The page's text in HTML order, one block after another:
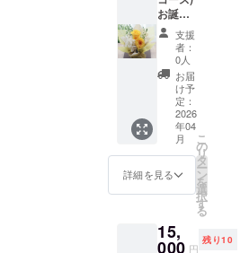
──
滴垂ら
し、芳
香浴を
楽し
む。 ・
無水エ
タノー
ル等に
混ぜ
て、香
水や芳
レーの
ように
画像は
──​
─────
── ※こ
ちらを
編集し
て、備
考欄に
コピペ
して下
さい。
■ご希望
の香り■
・有り
①（ お
や用途
をご記
記入を
お願い
致しま
す。 ※
お好き
なお色
味があ
る場合
(花の指
定は不
可)は、
備考欄
にない
場合は
イート
系など
※画像は
イメー
ジで
す。 ※
医薬品
や化粧
品類で
はあり
ません
ので、
うにし
て下さ
お誕生
日月に
ブリ
ザード
フラ
ワーと
メッ
セージ
カード
のお届
け・】
新サロ
ン開業
の翌月
初めて
迎える
支援
者：
0人
お届
け予
定：
2026
年04
月
詳細を見る
こ
の
リ
タ
ー
ン
を
選
択
す
る
15,
000 円
残り10